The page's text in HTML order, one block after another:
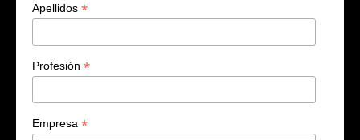
Apellidos *
Profesión *
Empresa *